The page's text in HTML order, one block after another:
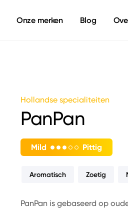
Onze merken Blog
Hollandse specialiteiten
PanPan
Mild Pittig
Aromatisch Zoetig
PanPan is gebaseerd op